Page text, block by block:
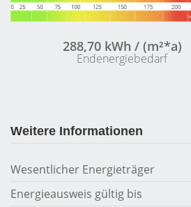
288,70 kWh / (m²*a)
Endenergiebedarf
Weitere Informationen
Wesentlicher Energieträger
Energieausweis gültig bis